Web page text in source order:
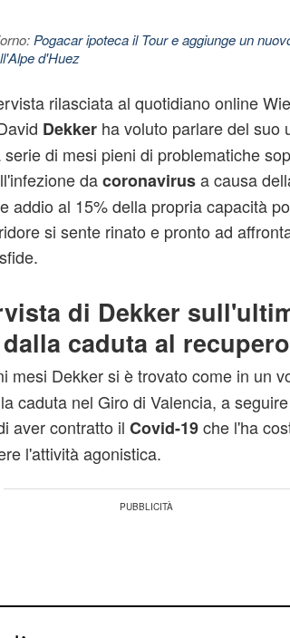
Pogacar ipoteca il Tour e aggiunge un
d'Huez
rilasciata al quotidiano online
Dekkerha voluto parlare del suo
di mesi pieni di problematiche
dacoronavirusa causa
addio al 15% della propria capacità
si sente rinato e pronto ad
di Dekker
caduta al recupero
mesi Dekker si è trovato come in un
caduta nel Giro di Valencia, a
aver contratto il Covid-19che l'ha
l'attività agonistica.